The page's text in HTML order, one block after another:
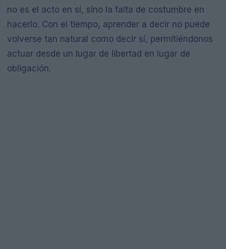
no es el acto en sí, sino la falta de costumbre en
hacerlo. Con el tiempo, aprender a decir no puede
volverse tan natural como decir sí, permitiéndonos
actuar desde un lugar de libertad en lugar de
obligación.